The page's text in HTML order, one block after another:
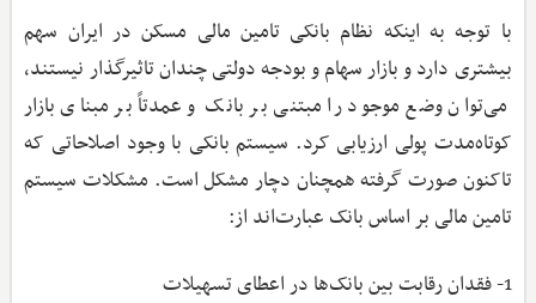
با توجه ‌به اینکه نظام بانکی تامین مالی مسکن در ایران سهم
بیشتری دارد و بازار سهام و بودجه دولتی چندان تاثیرگذار نیستند،
می‌توان وضع موجود را مبتنی بر بانک و عمدتاً بر مبنای بازار
کوتاه‌مدت پولی ارزیابی کرد. سیستم بانکی با وجود اصلاحاتی که
تاکنون صورت ‌گرفته همچنان دچار مشکل است. مشکلات سیستم
تامین مالی بر اساس بانک عبارت‌اند از:
1- فقدان رقابت بین بانک‌ها در اعطای تسهیلات